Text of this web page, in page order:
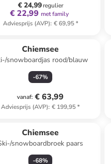
€ 24,99regulier
€ 22,99 met family
Adviesprijs (AVP): € 69,95*
Chiemsee
snowboardjas rood/blauw
-67%
vanaf: € 63,99
Adviesprijs (AVP): € 199,95*
Chiemsee
snowboardbroek paars
-68%